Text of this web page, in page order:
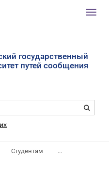
государственный
путей сообщения
Студентам ...